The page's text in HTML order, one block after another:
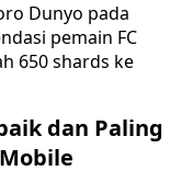
Dunyo pada
pemain FC
650 shards ke
dan Paling